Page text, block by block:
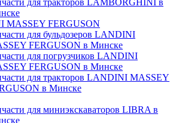
для тракторов LAMBORGHINI в
MASSEY FERGUSON
для бульдозеров LANDINI
FERGUSON в Минске
для погрузчиков LANDINI
FERGUSON в Минске
для тракторов LANDINI MASSEY
в Минске
для миниэкскаваторов LIBRA в